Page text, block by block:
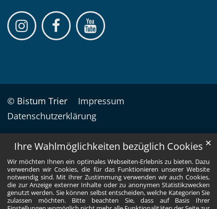
Ihre Wahlmöglichkeiten bezüglich Cookies
Wir möchten Ihnen ein optimales Webseiten-Erlebnis zu bieten. Dazu
verwenden wir Cookies, die für das Funktionieren unserer Website
notwendig sind. Mit Ihrer Zustimmung verwenden wir auch Cookies,
die zur Anzeige externer Inhalte oder zu anonymen Statistikzwecken
genutzt werden. Sie können selbst entscheiden, welche Kategorien Sie
zulassen möchten. Bitte beachten Sie, dass auf Basis Ihrer
✕
© Bistum Trier
Impressum
Datenschutzerklärung